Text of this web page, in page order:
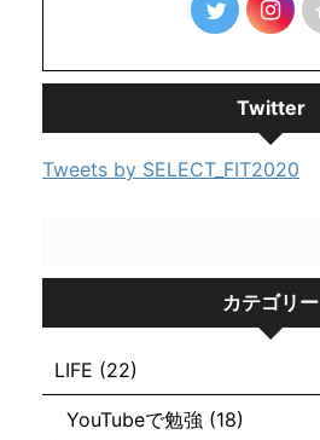
Twitter
Tweets by SELECT_FIT2020
カテゴリー
LIFE (22)
YouTubeで勉強 (18)